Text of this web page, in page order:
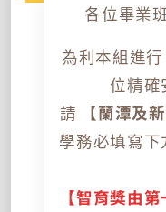
各位畢業
為利本組進
位精確
請
【蘭潭及
學務必填寫
【智育獎由